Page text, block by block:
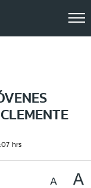
hrs